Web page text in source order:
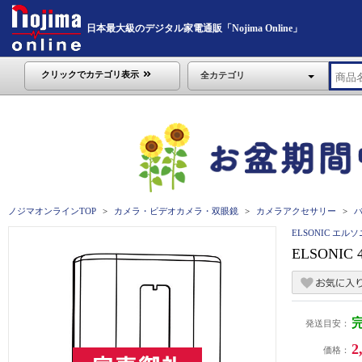
日本最大級のデジタル家電通販「Nojima Online」
クリックでカテゴリ表示 全カテゴリ
ノジマオンラインTOP カメラ・ビデオカメラ・双眼鏡 カメラアクセサリー
ELSONIC エルソ
ELSONIC
発送目安：
価格：